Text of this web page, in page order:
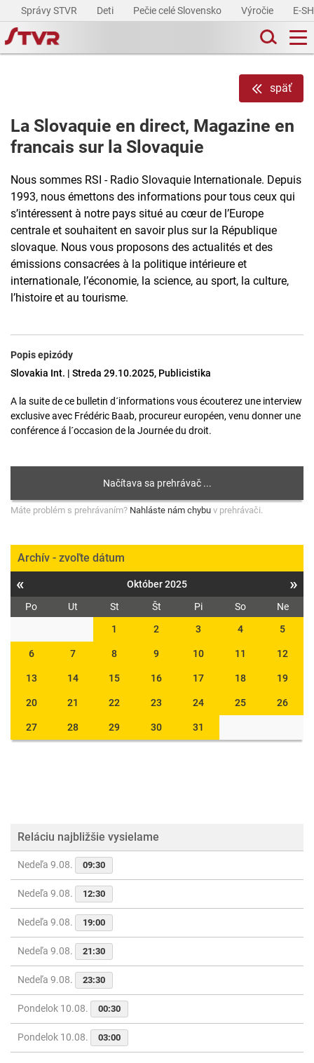
Správy STVR Deti Pečie celé Slovensko Výročie E-
späť
La Slovaquie en direct, Magazine en
francais sur la Slovaquie
Nous sommes RSI - Radio Slovaquie Internationale. Depuis
1993, nous émettons des informations pour tous ceux qui
s’intéressent à notre pays situé au cœur de l’Europe
centrale et souhaitent en savoir plus sur la République
slovaque. Nous vous proposons des actualités et des
émissions consacrées à la politique intérieure et
internationale, l’économie, la science, au sport, la culture,
l’histoire et au tourisme.
Popis epizódy
Slovakia Int. | Streda 29.10.2025, Publicistika
A la suite de ce bulletin d´informations vous écouterez une interview
exclusive avec Frédéric Baab, procureur européen, venu donner une
conférence á l´occasion de la Journée du droit.
Máte problém s prehrávaním? Nahláste nám chybu v prehrávači.
Archív - zvoľte dátum
« Október 2025 »
Po Ut St Št Pi So
Ne
1
2 3 4 5
6 7 8 9 10 11 12
13 14 15 16 17 18 19
20 21 22 23 24 25 26
27 28 29 30 31
Reláciu najbližšie vysielame
Nedeľa 9.08. 09:30
Nedeľa 9.08. 12:30
Nedeľa 9.08. 19:00
Nedeľa 9.08. 21:30
Nedeľa 9.08. 23:30
Pondelok 10.08. 00:30
Pondelok 10.08. 03:00